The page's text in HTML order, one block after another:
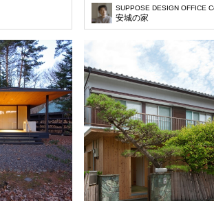
SUPPOSE DESIGN OFFICE
安城の家